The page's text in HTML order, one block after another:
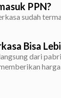
PPN?
sudah
Bisa
dari